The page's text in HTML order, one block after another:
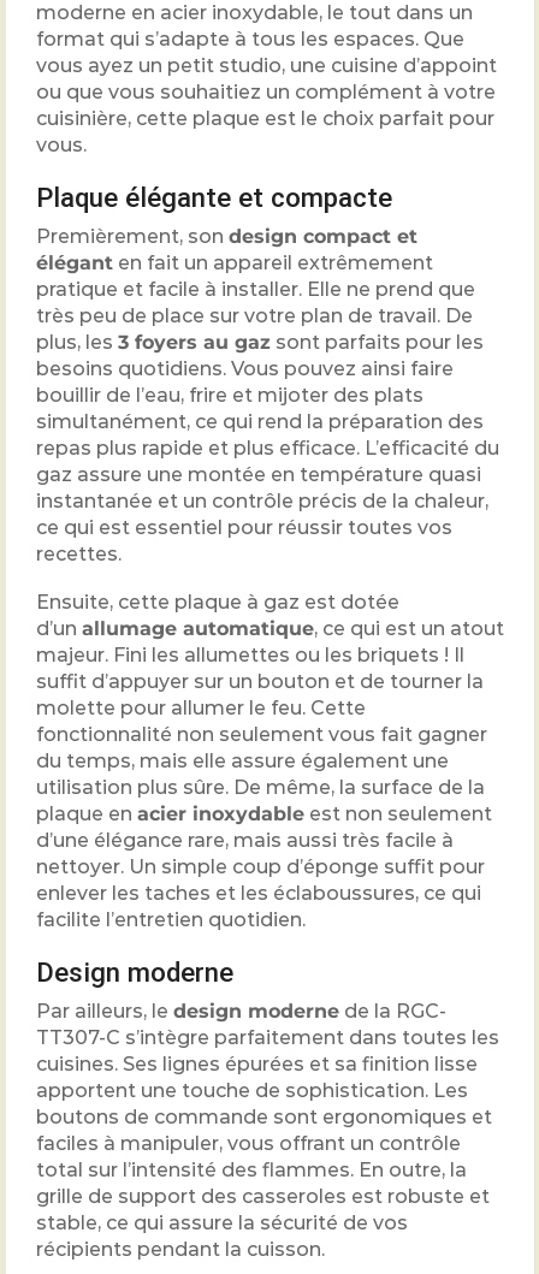
moderne en acier inoxydable, le tout dans un
format qui s’adapte à tous les espaces. Que
vous ayez un petit studio, une cuisine d’appoint
ou que vous souhaitiez un complément à votre
cuisinière, cette plaque est le choix parfait pour
vous.
Plaque élégante et compacte
Premièrement, son design compact et
élégant en fait un appareil extrêmement
pratique et facile à installer. Elle ne prend que
très peu de place sur votre plan de travail. De
plus, les 3 foyers au gaz sont parfaits pour les
besoins quotidiens. Vous pouvez ainsi faire
bouillir de l’eau, frire et mijoter des plats
simultanément, ce qui rend la préparation des
repas plus rapide et plus efficace. L’efficacité du
gaz assure une montée en température quasi
instantanée et un contrôle précis de la chaleur,
ce qui est essentiel pour réussir toutes vos
recettes.
Ensuite, cette plaque à gaz est dotée
d’un allumage automatique, ce qui est un atout
majeur. Fini les allumettes ou les briquets ! Il
suffit d’appuyer sur un bouton et de tourner la
molette pour allumer le feu. Cette
fonctionnalité non seulement vous fait gagner
du temps, mais elle assure également une
utilisation plus sûre. De même, la surface de la
plaque en acier inoxydable est non seulement
d’une élégance rare, mais aussi très facile à
nettoyer. Un simple coup d’éponge suffit pour
enlever les taches et les éclaboussures, ce qui
facilite l’entretien quotidien.
Design moderne
Par ailleurs, le design moderne de la RGC-
TT307-C s’intègre parfaitement dans toutes les
cuisines. Ses lignes épurées et sa finition lisse
apportent une touche de sophistication. Les
boutons de commande sont ergonomiques et
faciles à manipuler, vous offrant un contrôle
total sur l’intensité des flammes. En outre, la
grille de support des casseroles est robuste et
stable, ce qui assure la sécurité de vos
récipients pendant la cuisson.